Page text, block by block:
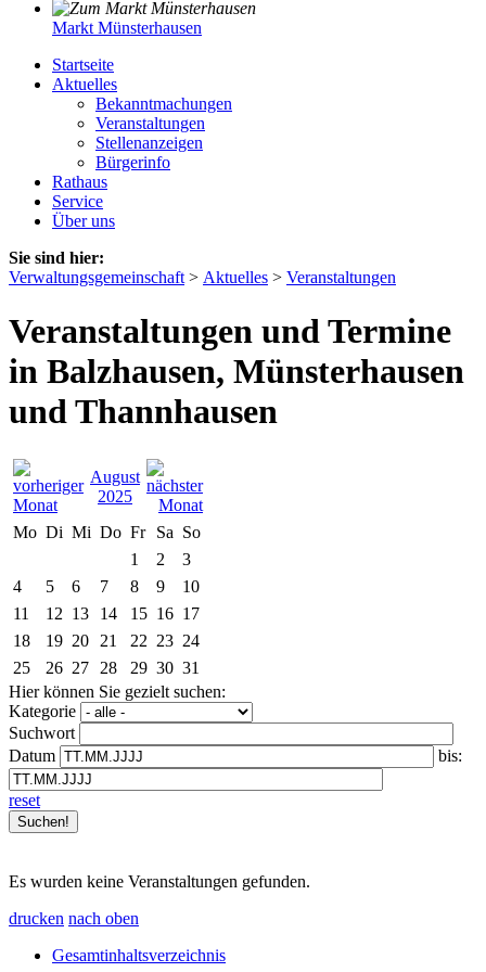
Markt Münsterhausen
Startseite
Aktuelles
Bekanntmachungen
Veranstaltungen
Stellenanzeigen
Bürgerinfo
Rathaus
Service
Über uns
Sie sind hier:
Verwaltungsgemeinschaft > Aktuelles > Veranstaltungen
Veranstaltungen und Termine
in Balzhausen, Münsterhausen
und Thannhausen
August
2025
Mo Di Mi Do Fr Sa So
1
2
3
4
5 6 7 8 9
10
11
12 13 14 15 16 17
18
19 20 21 22 23 24
25
26 27 28 29 30 31
Hier können Sie gezielt suchen:
Kategorie
Suchwort
Datum
bis:
reset
Es wurden keine Veranstaltungen gefunden.
drucken nach oben
Gesamtinhaltsverzeichnis